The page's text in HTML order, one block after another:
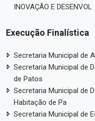
INOVAÇÃO E DESENVOL
Execução Finalística
Secretaria Municipal de
Secretaria Municipal de
de Patos
Secretaria Municipal de
Habitação de Pa
Secretaria Municipal de